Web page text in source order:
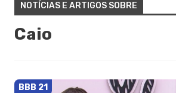
NOTÍCIAS E ARTIGOS SOBRE
Caio
BBB 21